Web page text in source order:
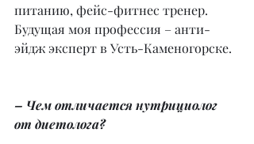
питанию, фейс-фитнес тренер.
Будущая моя профессия – анти-
эйдж эксперт в Усть-Каменогорске.
– Чем отличается нутрициолог
от диетолога?